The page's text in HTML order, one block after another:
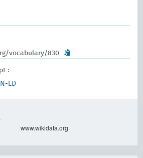
vocabulary/830
:
LD
www.wikidata.org